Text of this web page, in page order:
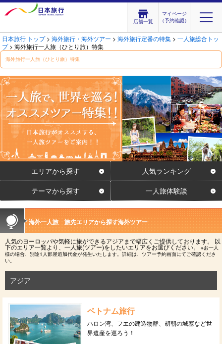
店舗一覧
マイページ
（予約確認）
日本旅行 トップ>海外旅行・海外ツアー >海外旅行定番の特集 >一人旅総合トッ
プ> 海外旅行一人旅（ひとり旅）特集
海外旅行一人旅（ひとり旅）特集
エリアから探す
人気ランキング
テーマから探す
一人旅体験談
海外一人旅 旅先エリアから探す海外ツアー
人気のヨーロッパや気軽に旅ができるアジアまで幅広くご提供しております。 以
下のエリア一覧より、一人旅(ツアー)をしたいエリアをお選びください。 ※お一人
様の場合、別途1人部屋追加代金が発生いたします。詳細は、ツアー予約画面にてご確認くださ
い。
アジア
ベトナム旅行
ハロン湾、フエの建造物群、胡朝の城塞など世
界遺産を巡ろう！